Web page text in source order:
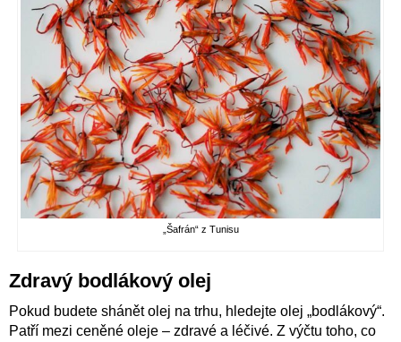
„Šafrán“ z Tunisu
Zdravý bodlákový olej
Pokud budete shánět olej na trhu, hledejte olej „bodlákový“.
Patří mezi ceněné oleje – zdravé a léčivé. Z výčtu toho, co